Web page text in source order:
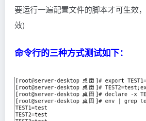
要运行一遍配置文件的脚本才可生效
效)
命令行的三种方式测试如下：